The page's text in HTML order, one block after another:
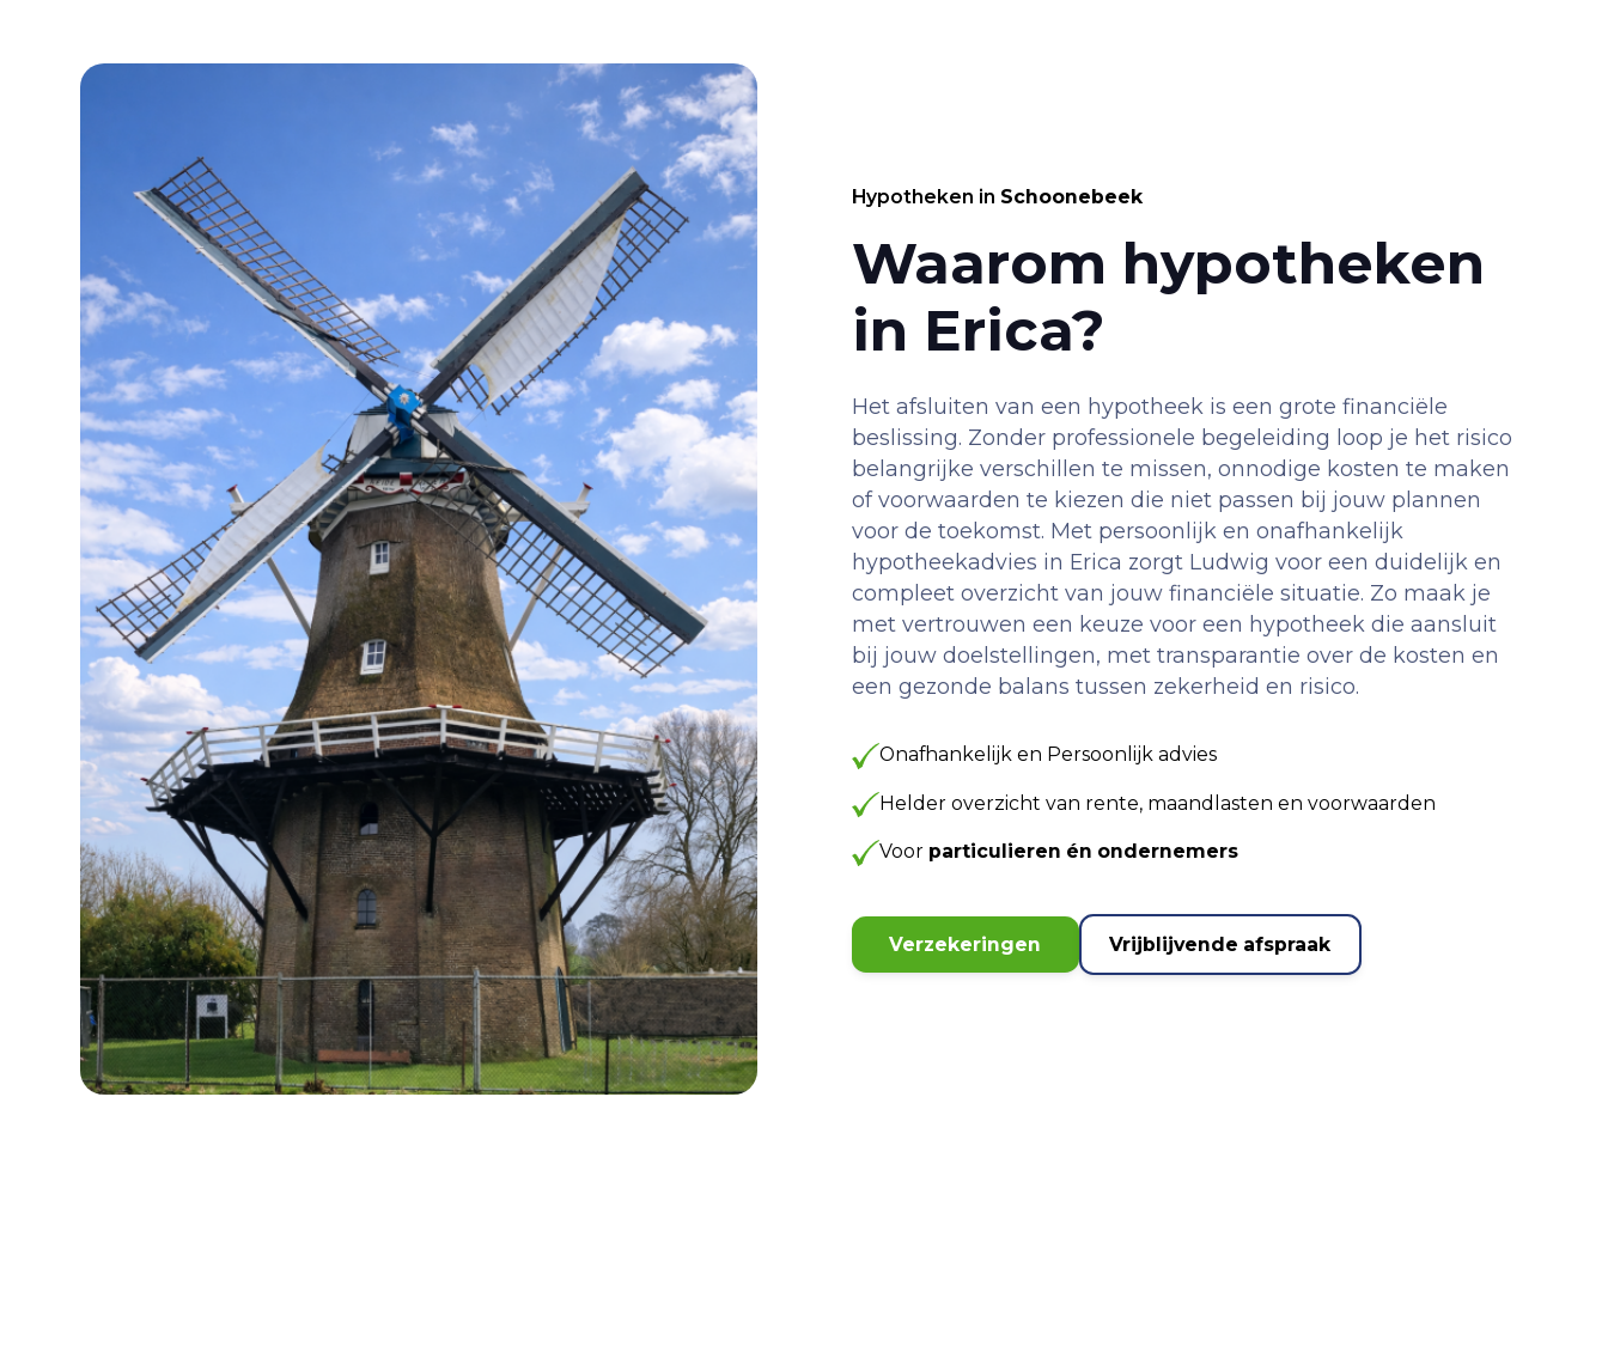
Hypotheken in Schoonebeek
Waarom hypotheken
in Erica?
Het afsluiten van een hypotheek is een grote financiële
beslissing. Zonder professionele begeleiding loop je het risico
belangrijke verschillen te missen, onnodige kosten te maken
of voorwaarden te kiezen die niet passen bij jouw plannen
voor de toekomst. Met persoonlijk en onafhankelijk
hypotheekadvies in Erica zorgt Ludwig voor een duidelijk en
compleet overzicht van jouw financiële situatie. Zo maak je
met vertrouwen een keuze voor een hypotheek die aansluit
bij jouw doelstellingen, met transparantie over de kosten en
een gezonde balans tussen zekerheid en risico.
Onafhankelijk en Persoonlijk advies
Helder overzicht van rente, maandlasten en voorwaarden
Voor particulieren én ondernemers
Verzekeringen Vrijblijvende afspraak